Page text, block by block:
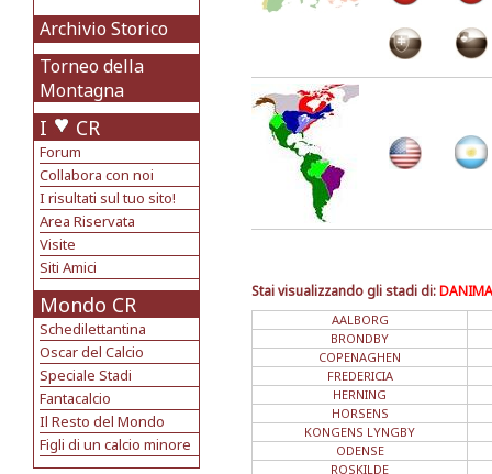
Archivio Storico
Torneo della
Montagna
I CR
Forum
Collabora con noi
I risultati sul tuo sito!
Area Riservata
Visite
Siti Amici
Mondo CR
Schedilettantina
Oscar del Calcio
Speciale Stadi
Fantacalcio
Il Resto del Mondo
Figli di un calcio minore
Stai visualizzando gli stadi di:
AALBORG
BRONDBY
COPENAGHEN
FREDERICIA
HERNING
HORSENS
KONGENS LYNGBY
ODENSE
ROSKILDE